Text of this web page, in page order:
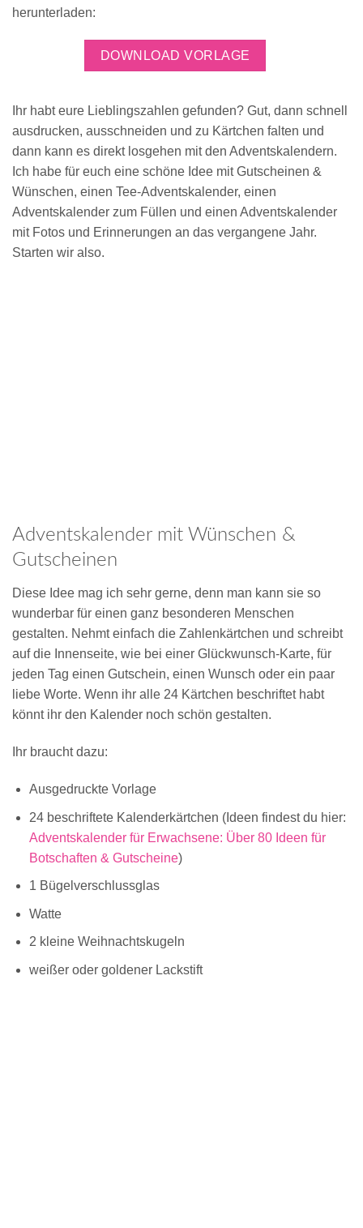
herunterladen:
DOWNLOAD VORLAGE
Ihr habt eure Lieblingszahlen gefunden? Gut, dann schnell
ausdrucken, ausschneiden und zu Kärtchen falten und
dann kann es direkt losgehen mit den Adventskalendern.
Ich habe für euch eine schöne Idee mit Gutscheinen &
Wünschen, einen Tee-Adventskalender, einen
Adventskalender zum Füllen und einen Adventskalender
mit Fotos und Erinnerungen an das vergangene Jahr.
Starten wir also.
Adventskalender mit Wünschen &
Gutscheinen
Diese Idee mag ich sehr gerne, denn man kann sie so
wunderbar für einen ganz besonderen Menschen
gestalten. Nehmt einfach die Zahlenkärtchen und schreibt
auf die Innenseite, wie bei einer Glückwunsch-Karte, für
jeden Tag einen Gutschein, einen Wunsch oder ein paar
liebe Worte. Wenn ihr alle 24 Kärtchen beschriftet habt
könnt ihr den Kalender noch schön gestalten.
Ihr braucht dazu:
Ausgedruckte Vorlage
24 beschriftete Kalenderkärtchen (Ideen findest du hier:
Adventskalender für Erwachsene: Über 80 Ideen für
Botschaften & Gutscheine)
1 Bügelverschlussglas
Watte
2 kleine Weihnachtskugeln
weißer oder goldener Lackstift